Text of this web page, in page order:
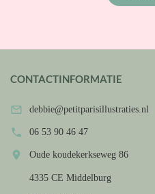
CONTACTINFORMATIE
 debbie@petitparisillustraties.nl
 06 53 90 46 47
 Oude koudekerkseweg 86
4335 CE Middelburg